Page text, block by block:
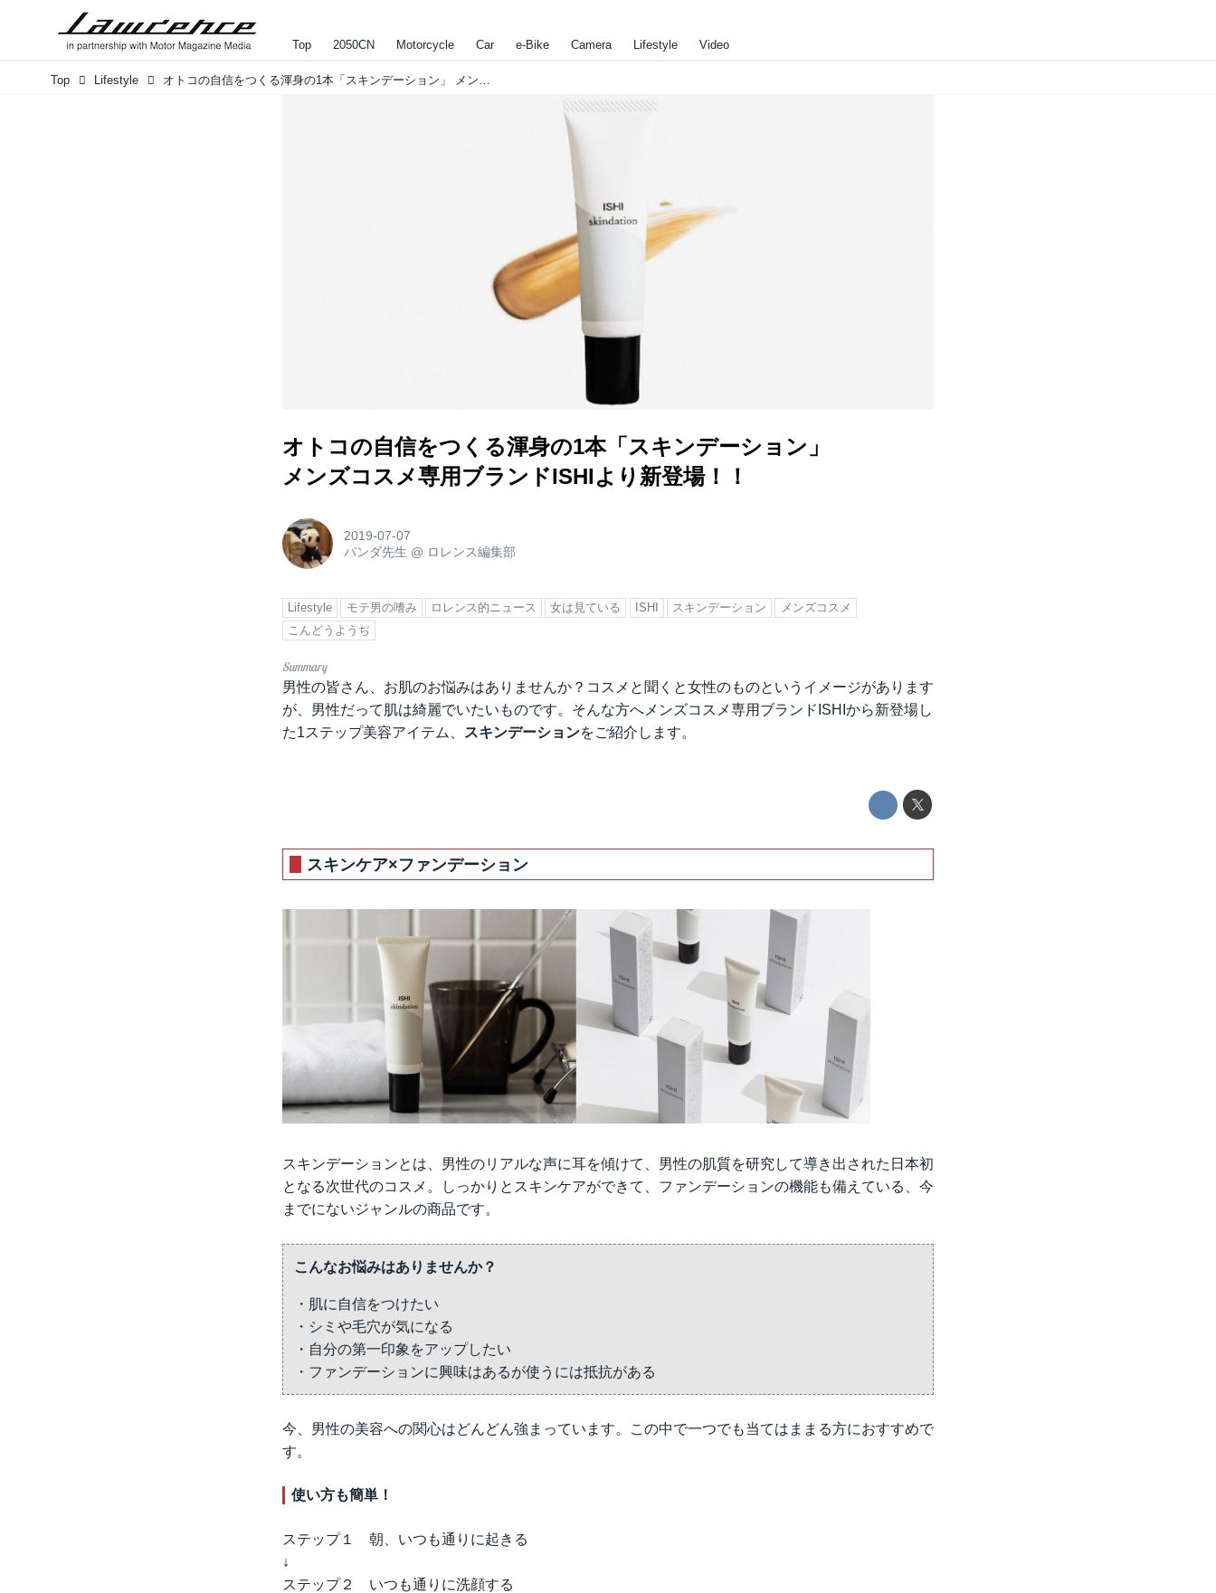
Top 2050CN Motorcycle Car e-Bike Camera Lifestyle Video
Top Lifestyle オトコの自信をつくる渾身の1本「スキンデーション」 メンズコスメ専用ブランドISHIより新登場！！
オトコの自信をつくる渾身の1本「スキンデーション」
メンズコスメ専用ブランドISHIより新登場！！
2019-07-07
パンダ先生 @ ロレンス編集部
Lifestyle モテ男の嗜み ロレンス的ニュース 女は見ている ISHI スキンデーション
メンズコスメ
こんどうようぢ
男性の皆さん、お肌のお悩みはありませんか？コスメと聞くと女性のものというイメージがあります
が、男性だって肌は綺麗でいたいものです。そんな方へメンズコスメ専用ブランドISHIから新登場し
た1ステップ美容アイテム、
スキンデーションをご紹介します。
スキンケア×ファンデーション
スキンデーションとは、男性のリアルな声に耳を傾けて、男性の肌質を研究して導き出された日本初
となる次世代のコスメ。しっかりとスキンケアができて、ファンデーションの機能も備えている、今
までにないジャンルの商品です。
こんなお悩みはありませんか？
・肌に自信をつけたい
・シミや毛穴が気になる
・自分の第一印象をアップしたい
・ファンデーションに興味はあるが使うには抵抗がある
今、男性の美容への関心はどんどん強まっています。この中で一つでも当てはままる方におすすめで
す。
使い方も簡単！
ステップ１ 朝、いつも通りに起きる
↓
ステップ２ いつも通りに洗顔する